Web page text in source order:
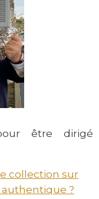
être dirigé
collection sur
authentique ?